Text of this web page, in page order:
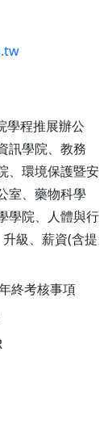
學程推展辦公
訊學院、教務
、環境保護暨安
室、藥物科學
學院、人體與行
級、薪資(含提
終考核事項